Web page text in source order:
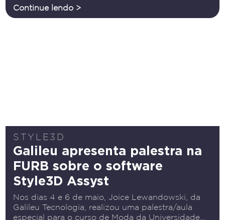
Madeira Jr., estar à frente da maior feira têxtil das
Continue lendo >
STYLE3D
Galileu apresenta palestra na
FURB sobre o software
Style3D Assyst
Nos dias 4 e 6 de maio, Joice Lewandowski, da
Galileu Tecnologia, realizou uma palestra/aula
especial para o curso de Moda da Universidade